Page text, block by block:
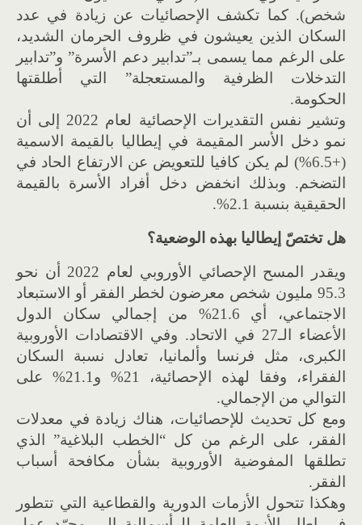
شخص). كما تكشف الإحصائيات عن زيادة في عدد
السكان الذين يعيشون في ظروف الحرمان الشديد،
على الرغم مما يسمى بـ”تدابير دعم الأسرة” و”تدابير
التدخلات الظرفية والمستعجلة” التي أطلقتها
الحكومة.
وتشير نفس التقديرات الإحصائية لعام 2022 إلى أن
نمو دخل الأسر المقيمة في إيطاليا بالقيمة الاسمية
(+6.5%) لم يكن كافيا للتعويض عن الارتفاع الحاد في
التضخم. وبذلك انخفض دخل أفراد الأسرة بالقيمة
الحقيقية بنسبة 2.1%.
هل تختصّ إيطاليا بهذه الوضعية؟
ويقدر المسح الإحصائي الأوروبي لعام 2022 أن نحو
95.3 مليون شخص معرضون لخطر الفقر أو الاستبعاد
الاجتماعي، أي 21.6% من إجمالي سكان الدول
الأعضاء الـ27 في الاتحاد. وفي الاقتصادات الأوروبية
الكبرى، مثل فرنسا وألمانيا، تعادل نسبة السكان
الفقراء، وفقا لهذه الإحصائية، 21% و21.1% على
التوالي من الإجمالي.
ومع كل تحديث للإحصائيات، هناك زيادة في معدلات
الفقر، على الرغم من كل “الخطب البلاغية” الذي
تطلقها المفوضية الأوروبية بشأن مكافحة أسباب
الفقر.
وهكذا تتحول الأزمات الدورية والقطاعية التي تتطور